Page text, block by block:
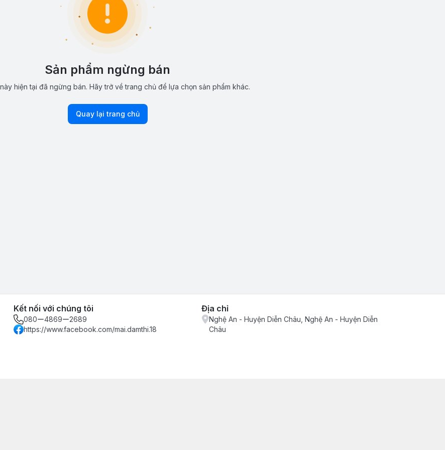
Sản phẩm ngừng bán
hiện tại đã ngừng bán. Hãy trở về trang chủ để lựa chọn sản phẩm khác.
Quay lại trang chủ
Kết nối với chúng tôi
080ー4869ー2689
https://www.facebook.com/mai.damthi.18
Địa chỉ
Nghệ An - Huyện Diễn Châu, Nghệ An - Huyện Diễn
Châu